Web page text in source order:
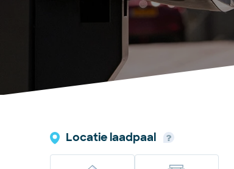
Locatie laadpaal